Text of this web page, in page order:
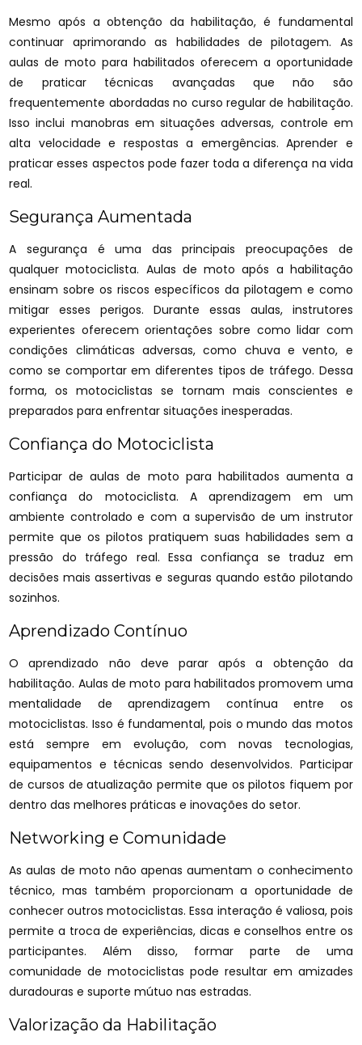
Mesmo após a obtenção da habilitação, é fundamental
continuar aprimorando as habilidades de pilotagem. As
aulas de moto para habilitados oferecem a oportunidade
de praticar técnicas avançadas que não são
frequentemente abordadas no curso regular de habilitação.
Isso inclui manobras em situações adversas, controle em
alta velocidade e respostas a emergências. Aprender e
praticar esses aspectos pode fazer toda a diferença na vida
real.
Segurança Aumentada
A segurança é uma das principais preocupações de
qualquer motociclista. Aulas de moto após a habilitação
ensinam sobre os riscos específicos da pilotagem e como
mitigar esses perigos. Durante essas aulas, instrutores
experientes oferecem orientações sobre como lidar com
condições climáticas adversas, como chuva e vento, e
como se comportar em diferentes tipos de tráfego. Dessa
forma, os motociclistas se tornam mais conscientes e
preparados para enfrentar situações inesperadas.
Confiança do Motociclista
Participar de aulas de moto para habilitados aumenta a
confiança do motociclista. A aprendizagem em um
ambiente controlado e com a supervisão de um instrutor
permite que os pilotos pratiquem suas habilidades sem a
pressão do tráfego real. Essa confiança se traduz em
decisões mais assertivas e seguras quando estão pilotando
sozinhos.
Aprendizado Contínuo
O aprendizado não deve parar após a obtenção da
habilitação. Aulas de moto para habilitados promovem uma
mentalidade de aprendizagem contínua entre os
motociclistas. Isso é fundamental, pois o mundo das motos
está sempre em evolução, com novas tecnologias,
equipamentos e técnicas sendo desenvolvidos. Participar
de cursos de atualização permite que os pilotos fiquem por
dentro das melhores práticas e inovações do setor.
Networking e Comunidade
As aulas de moto não apenas aumentam o conhecimento
técnico, mas também proporcionam a oportunidade de
conhecer outros motociclistas. Essa interação é valiosa, pois
permite a troca de experiências, dicas e conselhos entre os
participantes. Além disso, formar parte de uma
comunidade de motociclistas pode resultar em amizades
duradouras e suporte mútuo nas estradas.
Valorização da Habilitação